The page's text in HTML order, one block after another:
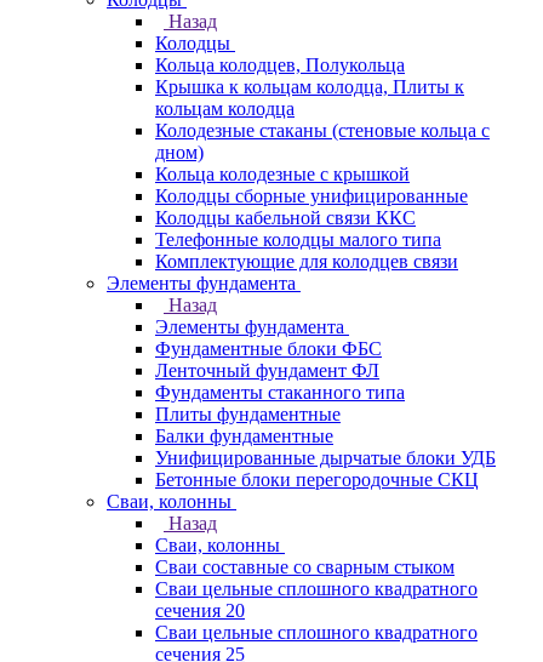
Назад
Колодцы
Кольца колодцев, Полукольца
Крышка к кольцам колодца, Плиты к
кольцам колодца
Колодезные стаканы (стеновые кольца с
дном)
Кольца колодезные с крышкой
Колодцы сборные унифицированные
Колодцы кабельной связи ККС
Телефонные колодцы малого типа
Комплектующие для колодцев связи
Элементы фундамента
Назад
Элементы фундамента
Фундаментные блоки ФБС
Ленточный фундамент ФЛ
Фундаменты стаканного типа
Плиты фундаментные
Балки фундаментные
Унифицированные дырчатые блоки УДБ
Бетонные блоки перегородочные СКЦ
Сваи, колонны
Назад
Сваи, колонны
Сваи составные со сварным стыком
Сваи цельные сплошного квадратного
сечения 20
Сваи цельные сплошного квадратного
сечения 25